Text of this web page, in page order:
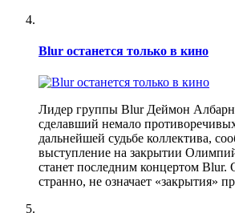
Blur останется только в кино
Лидер группы Blur Деймон Албарн,
сделавший немало
дальнейшей судьбе коллектива,
выступление на закрытии
станет последним концертом Blur.
странно, не означает «закрытия»